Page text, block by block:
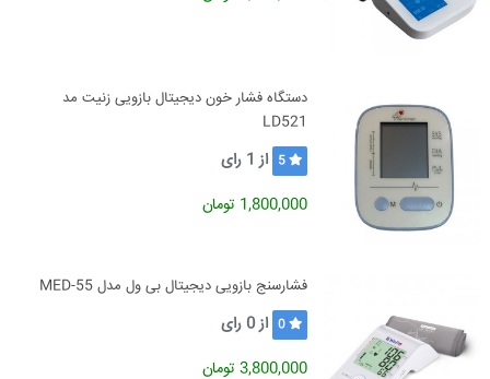
دستگاه فشار خون دیجیتال بازویی زنیت مد
LD521
5 از 1 رای
1,800,000 تومان
فشارسنج بازویی دیجیتال بی ول مدل MED-55
0 از0 رای
3,800,000 تومان